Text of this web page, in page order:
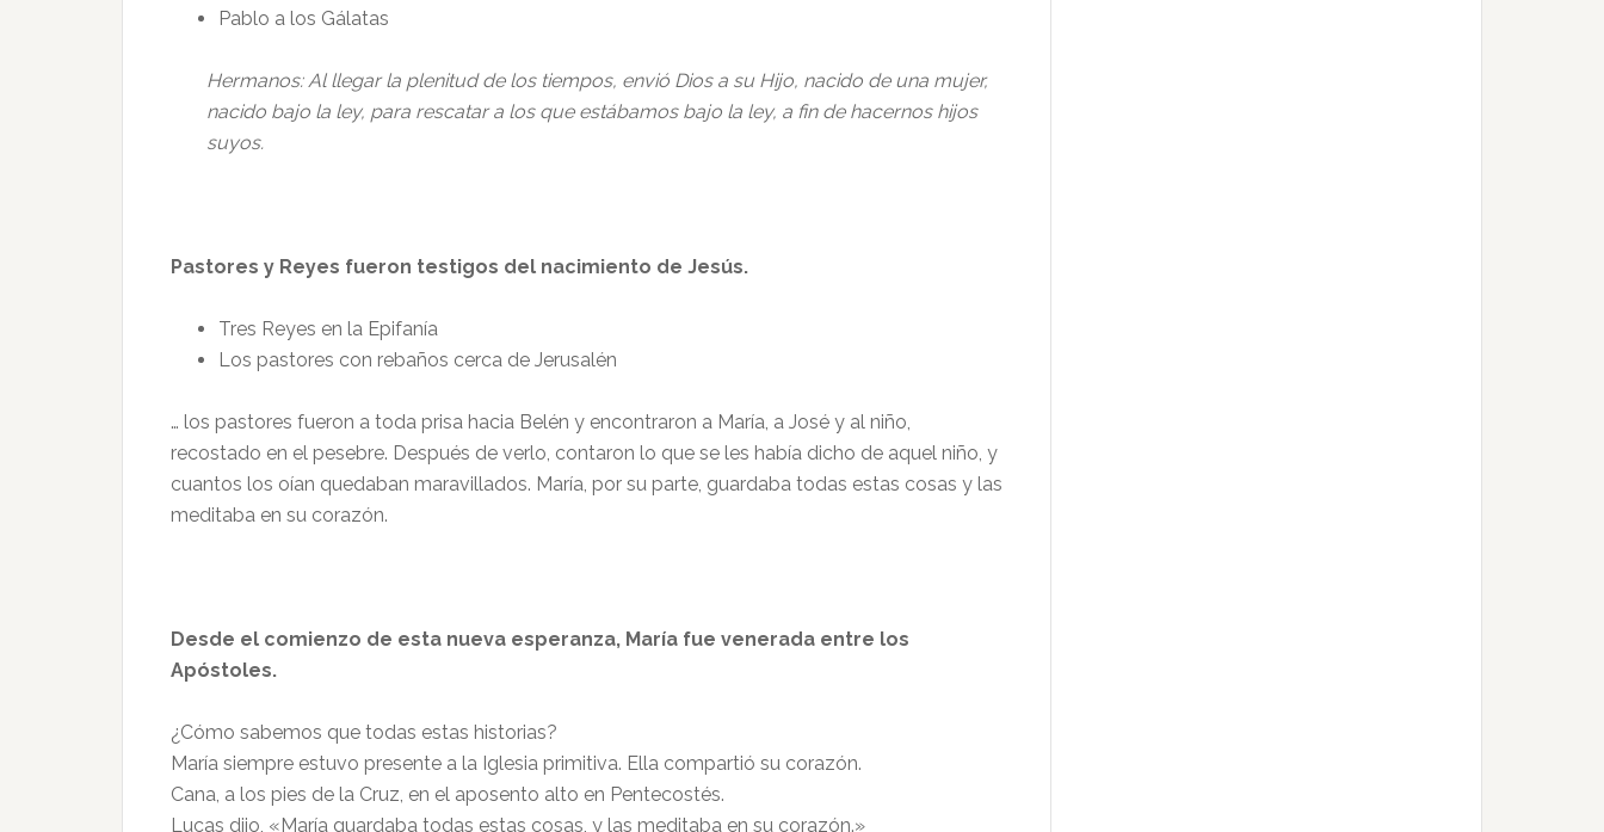
Pablo a los Gálatas
Hermanos: Al llegar la plenitud de los tiempos, envió Dios a su Hijo, nacido de una mujer,
nacido bajo la ley, para rescatar a los que estábamos bajo la ley, a fin de hacernos hijos
suyos.
Pastores y Reyes fueron testigos del nacimiento de Jesús.
Tres Reyes en la Epifanía
Los pastores con rebaños cerca de Jerusalén
… los pastores fueron a toda prisa hacia Belén y encontraron a María, a José y al niño,
recostado en el pesebre. Después de verlo, contaron lo que se les había dicho de aquel niño, y
cuantos los oían quedaban maravillados. María, por su parte, guardaba todas estas cosas y las
meditaba en su corazón.
Desde el comienzo de esta nueva esperanza, María fue venerada entre los
Apóstoles.
¿Cómo sabemos que todas estas historias?
María siempre estuvo presente a la Iglesia primitiva. Ella compartió su corazón.
Cana, a los pies de la Cruz, en el aposento alto en Pentecostés.
Lucas dijo, «María guardaba todas estas cosas, y las meditaba en su corazón.»